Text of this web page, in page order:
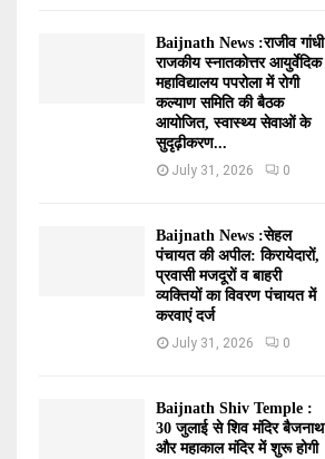
Baijnath News :राजीव गांधी
राजकीय स्नातकोत्तर आयुर्वेदिक
महाविद्यालय पपरोला में रोगी
कल्याण समिति की बैठक
आयोजित, स्वास्थ्य सेवाओं के
सुदृढ़ीकरण...
July 31, 2026 0
Baijnath News :सेहल
पंचायत की अपील: किरायेदारों,
प्रवासी मजदूरों व बाहरी
व्यक्तियों का विवरण पंचायत में
करवाएं दर्ज
July 31, 2026 0
Baijnath Shiv Temple :
30 जुलाई से शिव मंदिर बैजनाथ
और महाकाल मंदिर में शुरू होगी